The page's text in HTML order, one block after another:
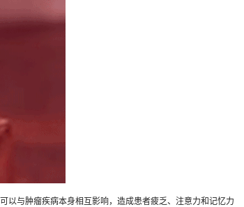
与肿瘤疾病本身相互影响，造成患者疲乏、注意力和记忆力